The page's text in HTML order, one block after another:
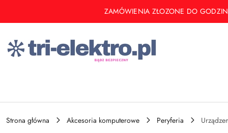
Przejdź do treści głównej
Przejdź do wyszukiwarki
Przejdź do moje konto
Przejdź do menu głównegoZAMÓWIENIA ZŁOZONE DO
Strona główna Akcesoria komputerowe Peryferia